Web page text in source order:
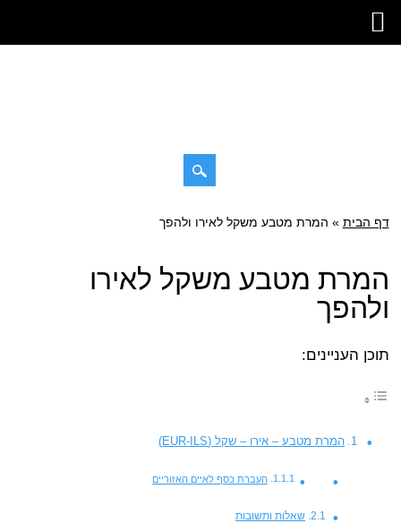
תפריט ראשי
דילוג
דף הבית » המרת מטבע משקל לאירו ולהפך
המרת מטבע משקל לאירו
ולהפך
תוכן העניינים:
המרת מטבע – אירו – שקל (EUR-ILS)
העברת כסף לאיים האזוריים
שאלות ותשובות